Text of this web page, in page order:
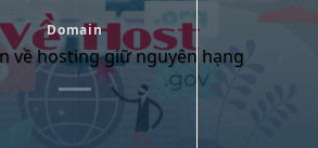
Domain
về hosting giữ nguyên hạng